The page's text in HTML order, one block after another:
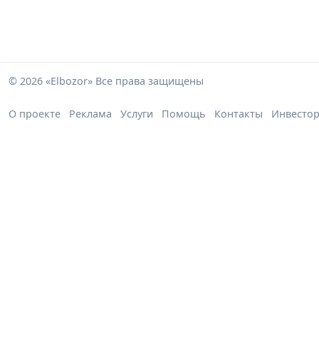
© 2026 «Elbozor» Все права защищены
О проекте Реклама Услуги Помощь Контакты